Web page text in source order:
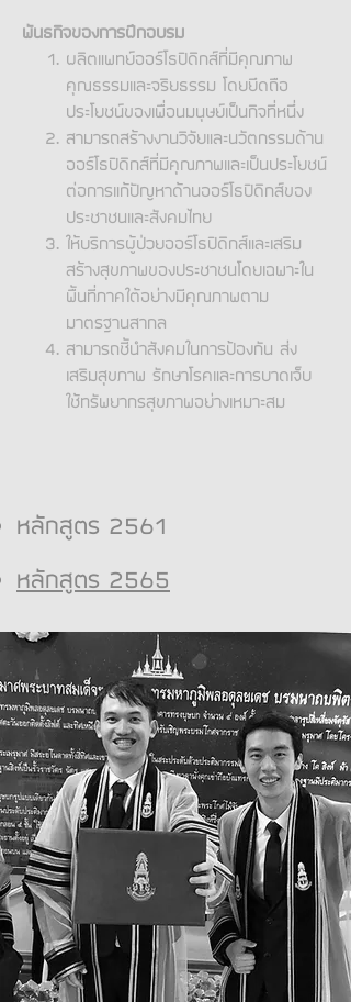
พันธกิจของการฝึกอบรม
ผลิตแพทย์ออร์โธปิดิกส์ที่มีคุณภาพ
คุณธรรมและจริยธรรม โดยยึดถือ
ประโยชน์ของเพื่อนมนุษย์เป็นกิจที่หนึ่ง
สามารถสร้างงานวิจัยและนวัตกรรมด้าน
ออร์โธปิดิกส์ที่มีคุณภาพและเป็นประโยชน์
ต่อการแก้ปัญหาด้านออร์โธปิดิกส์ของ
ประชาชนและสังคมไทย
ให้บริการผู้ป่วยออร์โธปิดิกส์และเสริม
สร้างสุขภาพของประชาชนโดยเฉพาะใน
พื้นที่ภาคใต้อย่างมีคุณภาพตาม
มาตรฐานสากล
สามารถชี้นำสังคมในการป้องกัน ส่ง
เสริมสุขภาพ รักษาโรคและการบาดเจ็บ
ใช้ทรัพยากรสุขภาพอย่างเหมาะสม
หลักสูตร 2561
หลักสูตร 2565